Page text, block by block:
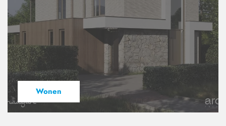
Wonen